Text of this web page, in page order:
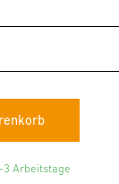
3 Arbeitstage